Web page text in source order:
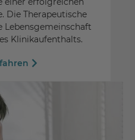
Die Therapeutische
Lebensgemeinschaft
Klinikaufenthalts.